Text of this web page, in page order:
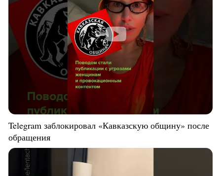
Telegram заблокировал «Кавказскую общину» после
обращения